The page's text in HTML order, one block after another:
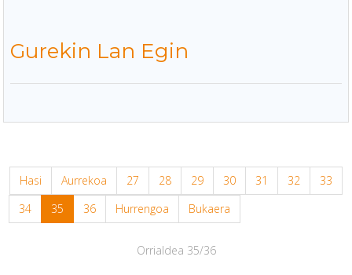
Gurekin Lan Egin
Hasi Aurrekoa 27 28 29 30 31 32
33
34
35 36 Hurrengoa Bukaera
Orrialdea 35/36